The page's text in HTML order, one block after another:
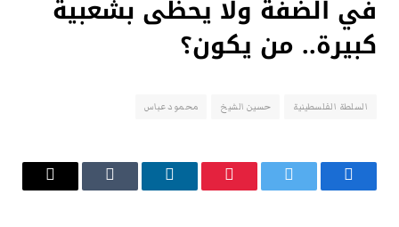
في الضفة ولا يحظى بشعبية
كبيرة.. من يكون؟
السلطة الفلسطينية حسين الشيخ محمود عباس
فيسبوك تويتر بينتيريستلينكدإن Tumblr
البريد